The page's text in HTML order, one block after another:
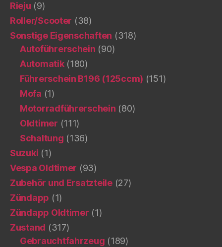
Rieju (9)
Roller/Scooter (38)
Sonstige Eigenschaften (318)
Autoführerschein (90)
Automatik(180)
Führerschein B196 (125ccm) (151)
Mofa (1)
Motorradführerschein (80)
Oldtimer (111)
Schaltung (136)
Suzuki (1)
Vespa Oldtimer (93)
Zubehör und Ersatzteile(27)
Zündapp (1)
Zündapp Oldtimer (1)
Zustand (317)
Gebrauchtfahrzeug (189)